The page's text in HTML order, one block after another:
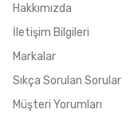
Hakkımızda
İletişim Bilgileri
Markalar
Sıkça Sorulan Sorular
Müşteri Yorumları